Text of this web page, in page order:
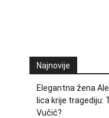
Najnovije
Elegantna žena
lica krije tragediju:
Vučić?